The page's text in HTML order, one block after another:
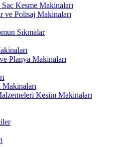
Kesme Makinaları
ve Polisaj Makinaları
Sıkmalar
Planya Makinaları
Makinaları
Kesim Makinaları